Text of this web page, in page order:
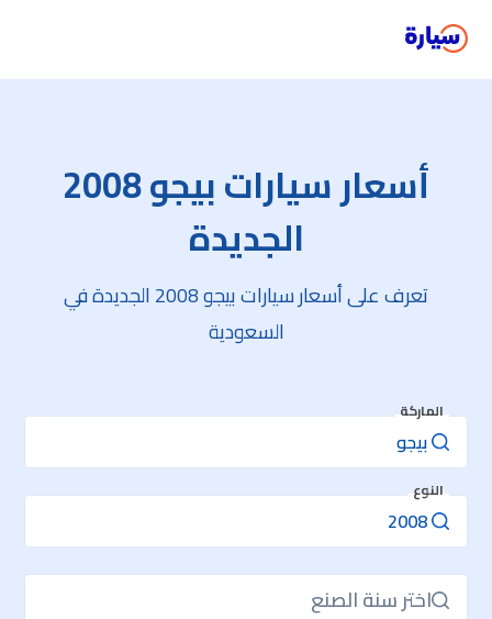
أسعار سيارات بيجو 2008
الجديدة
تعرف على أسعار سيارات بيجو 2008 الجديدة في
السعودية
الماركة
النوع
اختر سنة الصنع